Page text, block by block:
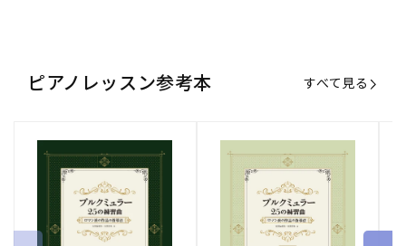
ピアノレッスン参考本 すべて見る